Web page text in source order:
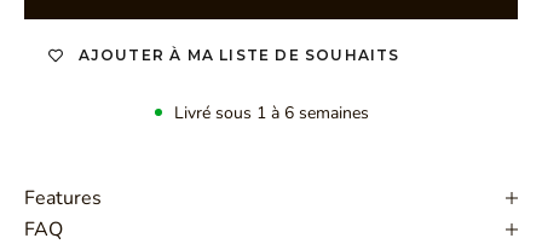
AJOUTER À MA LISTE DE SOUHAITS
Livré sous 1 à 6 semaines
Features
FAQ